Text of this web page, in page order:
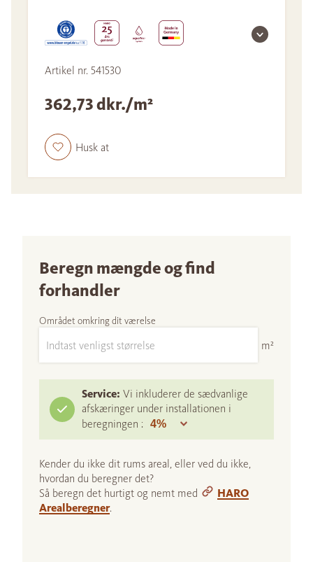
Artikel nr. 541530
362,73 dkr./m²
Husk at
Beregn mængde og find
forhandler
Området omkring dit værelse
m²
Service: Vi inkluderer de sædvanlige
afskæringer under installationen i
beregningen :
Kender du ikke dit rums areal, eller ved du ikke,
hvordan du beregner det?
Så beregn det hurtigt og nemt med
HARO
Arealberegner.